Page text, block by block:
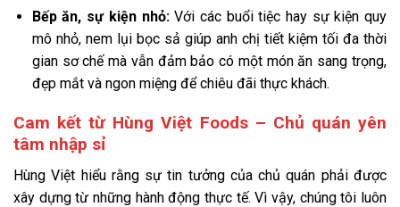
Bếp ăn, sự kiện nhỏ:Với các buổi tiệc hay sự kiện quy
mô nhỏ, nem lụi bọc sả giúp anh chị tiết kiệm tối đa thời
gian sơ chế mà vẫn đảm bảo có một món ăn sang trọng,
đẹp mắt và ngon miệng để chiêu đãi thực khách.
Cam kết từ Hùng Việt Foods – Chủ quán yên
tâm nhập sỉ
Hùng Việt hiểu rằng sự tin tưởng của chủ quán phải được
xây dựng từ những hành động thực tế. Vì vậy, chúng tôi luôn